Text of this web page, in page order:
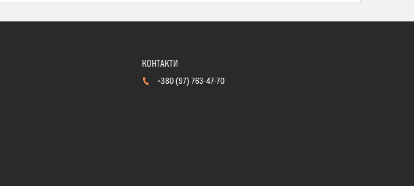
+380 (97) 763-47-70